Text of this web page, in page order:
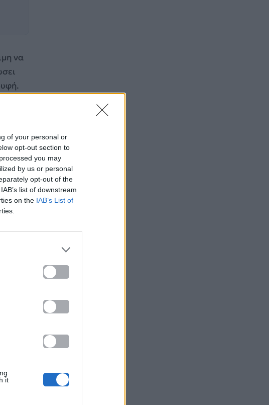
of your personal or
opt-out section to
you may
by us or personal
opt-out of the
list of downstream
on the IAB’s List of
it
να